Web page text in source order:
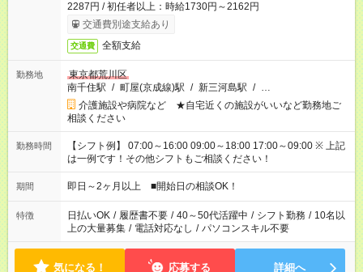
2287円 / 初任者以上：時給1730円～2162円
交通費別途支給あり
交通費 全額支給
勤務地
東京都荒川区
南千住駅 / 町屋(京成線)駅 / 新三河島駅 / …
介護施設や病院など ★自宅近くの施設がいいなど勤務地ご
相談ください
勤務時間
【シフト例】 07:00～16:00 09:00～18:00 17:00～09:00 ※ 上記
は一例です！その他シフトもご相談ください！
期間 即日～2ヶ月以上 ■開始日の相談OK！
特徴 日払いOK / 履歴書不要 / 40～50代活躍中 / シフト勤務 / 10名以
上の大量募集 / 電話対応なし / パソコンスキル不要
気になる！ 応募する 詳細へ